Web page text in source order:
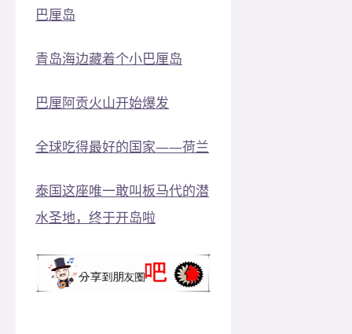
巴厘岛
青岛海边藏着个小巴厘岛
巴厘阿贡火山开始爆发
全球吃得最好的国家——荷兰
泰国这座唯一敢叫板马代的潜
水圣地，终于开岛啦